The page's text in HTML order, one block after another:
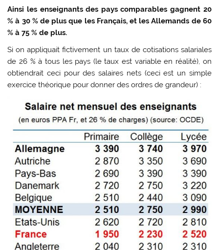
Ainsi les enseignants des pays comparables gagnent 20
% à 30 % de plus que les Français, et les Allemands de 60
% à 75 % de plus.
Si on appliquait fictivement un taux de cotisations salariales
de 26 % à tous les pays (le taux est variable en réalité), on
obtiendrait ceci pour des salaires nets (ceci est un simple
exercice théorique pour donner des ordres de grandeur) :